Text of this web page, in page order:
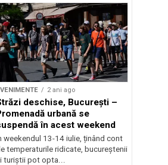
2 ani ago
deschise, București –
urbană se
în acest weekend
weekendul 13-14 iulie, ținând cont
temperaturile ridicate, bucureștenii
turiștii pot opta...